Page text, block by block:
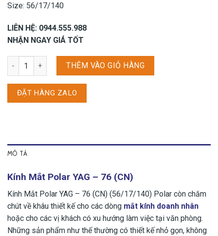
Size: 56/17/140
LIÊN HỆ: 0944.555.988
NHẬN NGAY GIÁ TỐT
Kính Mắt Polar YAG - 76 (CN) số lượng
THÊM VÀO GIỎ HÀNG
ĐẶT HÀNG ZALO
MÔ TẢ
Kính Mắt Polar YAG – 76 (CN)
Kính Mắt Polar YAG – 76 (CN) (56/17/140) Polar còn chăm
chút về khâu thiết kế cho các dòng mắt kính doanh nhân
hoặc cho các vị khách có xu hướng làm việc tại văn phòng.
Những sản phẩm như thế thường có thiết kế nhỏ gọn, không